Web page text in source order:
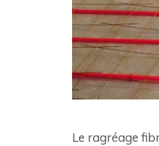
Le ragréage